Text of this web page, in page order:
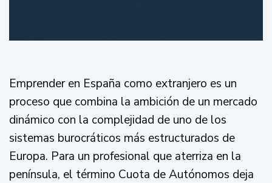
Emprender en España como extranjero es un
proceso que combina la ambición de un mercado
dinámico con la complejidad de uno de los
sistemas burocráticos más estructurados de
Europa. Para un profesional que aterriza en la
península, el término Cuota de Autónomos deja